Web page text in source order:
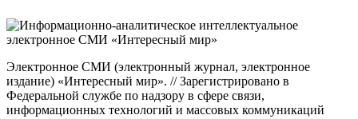
Электронное СМИ (электронный журнал, электронное
издание) «Интересный мир». // Зарегистрировано в
Федеральной службе по надзору в сфере связи,
информационных технологий и массовых коммуникаций